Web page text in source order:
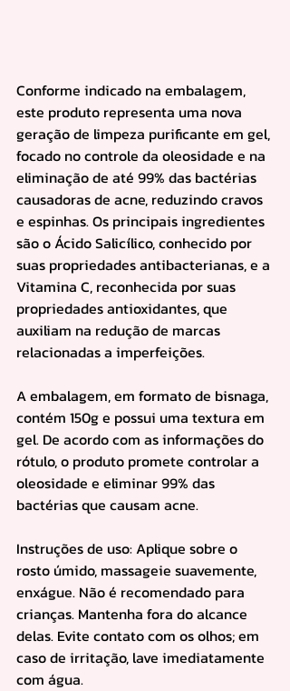
Conforme indicado na embalagem,
este produto representa uma nova
geração de limpeza purificante em gel,
focado no controle da oleosidade e na
eliminação de até 99% das bactérias
causadoras de acne, reduzindo cravos
e espinhas. Os principais ingredientes
são o Ácido Salicílico, conhecido por
suas propriedades antibacterianas, e a
Vitamina C, reconhecida por suas
propriedades antioxidantes, que
auxiliam na redução de marcas
relacionadas a imperfeições.
A embalagem, em formato de bisnaga,
contém 150g e possui uma textura em
gel. De acordo com as informações do
rótulo, o produto promete controlar a
oleosidade e eliminar 99% das
bactérias que causam acne.
Instruções de uso: Aplique sobre o
rosto úmido, massageie suavemente,
enxágue. Não é recomendado para
crianças. Mantenha fora do alcance
delas. Evite contato com os olhos; em
caso de irritação, lave imediatamente
com água.